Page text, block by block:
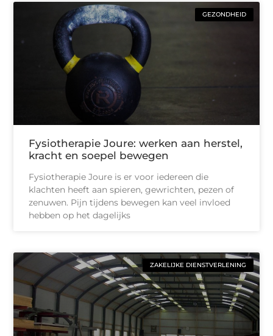
GEZONDHEID
Fysiotherapie Joure: werken aan herstel,
kracht en soepel bewegen
Fysiotherapie Joure is er voor iedereen die
klachten heeft aan spieren, gewrichten, pezen of
zenuwen. Pijn tijdens bewegen kan veel invloed
hebben op het dagelijks
ZAKELIJKE DIENSTVERLENING